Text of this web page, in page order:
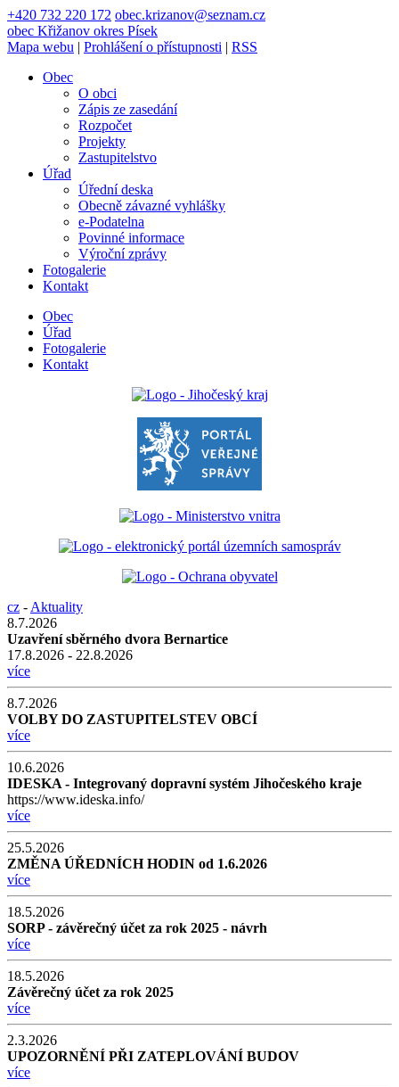
+420 732 220 172 obec.krizanov@seznam.cz
obec Křižanov okres Písek
Mapa webu | Prohlášení o přístupnosti | RSS
Obec
O obci
Zápis ze zasedání
Rozpočet
Projekty
Zastupitelstvo
Úřad
Úřední deska
Obecně závazné vyhlášky
e-Podatelna
Povinné informace
Výroční zprávy
Fotogalerie
Kontakt
Obec
Úřad
Fotogalerie
Kontakt
cz - Aktuality
8.7.2026
Uzavření sběrného dvora Bernartice
17.8.2026 - 22.8.2026
více
8.7.2026
VOLBY DO ZASTUPITELSTEV OBCÍ
více
10.6.2026
IDESKA - Integrovaný dopravní systém Jihočeského kraje
https://www.ideska.info/
více
25.5.2026
ZMĚNA ÚŘEDNÍCH HODIN od 1.6.2026
více
18.5.2026
SORP - závěrečný účet za rok 2025 - návrh
více
18.5.2026
Závěrečný účet za rok 2025
více
2.3.2026
UPOZORNĚNÍ PŘI ZATEPLOVÁNÍ BUDOV
více